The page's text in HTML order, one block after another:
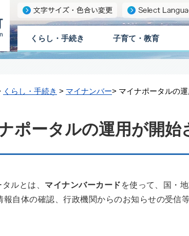
くらし・手続き 子育て・教育
くらし・手続き > マイナンバー> マイナポータルの
ポータルの運用が開始
ルとは、 マイナンバーカード を使って、国・
報自体の確認、行政機関からのお知らせの受信